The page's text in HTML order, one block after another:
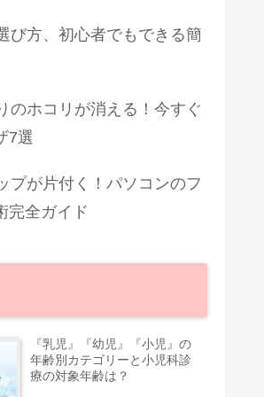
び方、初心者でもできる簡
のホコリが消える！今すぐ
7選
プが片付く！パソコンのフ
完全ガイド
『乳児』『幼児』『小児』の
年齢別カテゴリーと小児科診
療の対象年齢は？